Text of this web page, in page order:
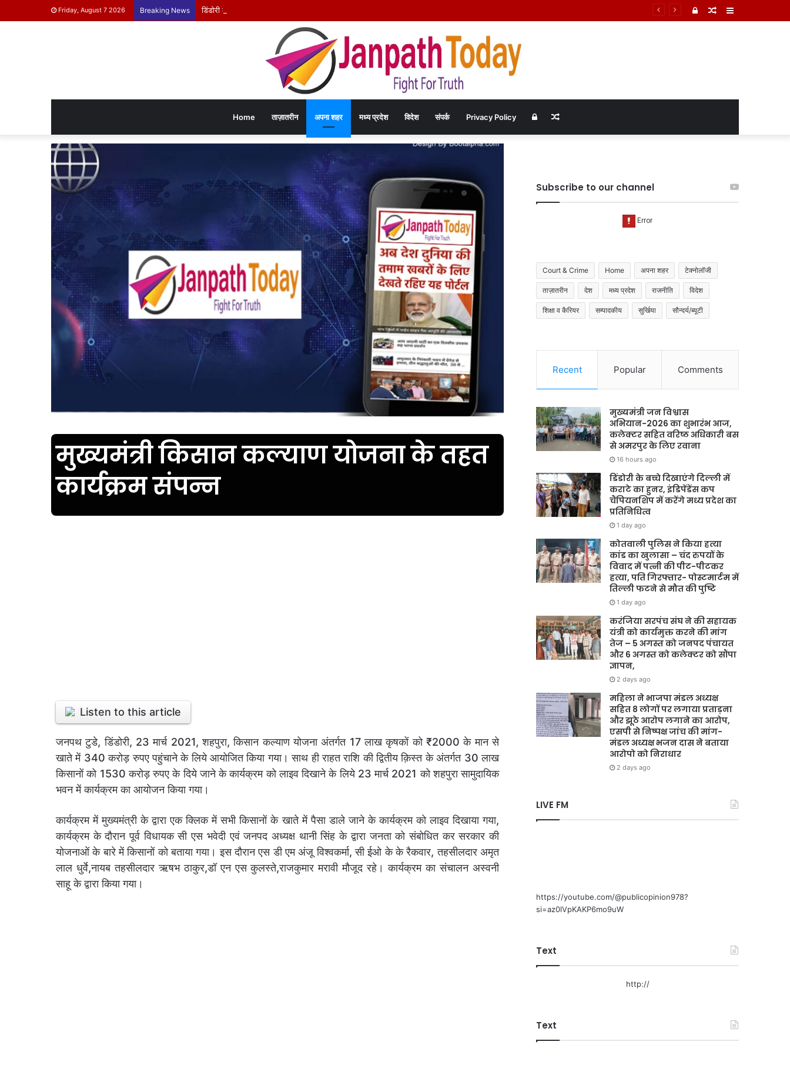
Friday, August 7 2026 Breaking News डिंडोरी के बच्चे दिखाएंगे दिल्ली में कराटे का हुनर, इंडिपेंडेंस कप चैंपियनशिप में करेंगे मध्य प्रदेश का प्रतिनिधित्व Random
Log
Home ताज़ातरीन अपना शहर मध्य प्रदेश विदेश संपर्क Privacy Policy Random
Log
मुख्यमंत्री किसान कल्याण योजना के तहत
कार्यक्रम संपन्न
Listen to this article
जनपथ टुडे, डिंडोरी, 23 मार्च 2021, शहपुरा, किसान कल्याण योजना अंतर्गत 17 लाख कृषकों को ₹2000 के मान से
खाते में 340 करोड़ रुपए पहुंचाने के लिये आयोजित किया गया। साथ ही राहत राशि की द्वितीय क़िस्त के अंतर्गत 30 लाख
किसानों को 1530 करोड़ रुपए के दिये जाने के कार्यक्रम को लाइव दिखाने के लिये 23 मार्च 2021 को शहपुरा सामुदायिक
भवन में कार्यक्रम का आयोजन किया गया।
कार्यक्रम में मुख्यमंत्री के द्वारा एक क्लिक में सभी किसानों के खाते में पैसा डाले जाने के कार्यक्रम को लाइव दिखाया गया,
कार्यक्रम के दौरान पूर्व विधायक सी एस भवेदी एवं जनपद अध्यक्ष थानी सिंह के द्वारा जनता को संबोधित कर सरकार की
योजनाओं के बारे में किसानों को बताया गया। इस दौरान एस डी एम अंजू विश्वकर्मा, सी ईओ के के रैकवार, तहसीलदार अमृत
लाल धुर्वे,नायब तहसीलदार ऋषभ ठाकुर,डॉ एन एस कुलस्ते,राजकुमार मरावी मौजूद रहे। कार्यक्रम का संचालन अस्वनी
साहू के द्वारा किया गया।
Subscribe to our channel
Court & Crime Home अपना शहर टेक्नोलॉजी
ताज़ातरीन देश मध्य प्रदेश राजनीति विदेश
शिक्षा व कैरियर सम्पादकीय सुर्खिया सौन्दर्य/ब्यूटी
Recent Popular Comments
मुख्यमंत्री जन विश्वास
अभियान-2026 का शुभारंभ आज,
कलेक्टर सहित वरिष्ठ अधिकारी बस
से अमरपुर के लिए रवाना
16 hours ago
डिंडोरी के बच्चे दिखाएंगे दिल्ली में
कराटे का हुनर, इंडिपेंडेंस कप
चैंपियनशिप में करेंगे मध्य प्रदेश का
प्रतिनिधित्व
1 day ago
कोतवाली पुलिस ने किया हत्या
कांड का खुलासा – चंद रुपयों के
विवाद में पत्नी की पीट-पीटकर
हत्या, पति गिरफ्तार- पोस्टमार्टम में
तिल्ली फटने से मौत की पुष्टि
1 day ago
करंजिया सरपंच संघ ने की सहायक
यंत्री को कार्यमुक्त करने की मांग
तेज – 5 अगस्त को जनपद पंचायत
और 6 अगस्त को कलेक्टर को सौंपा
ज्ञापन,
2 days ago
महिला ने भाजपा मंडल अध्यक्ष
सहित 8 लोगों पर लगाया प्रताड़ना
और झूठे आरोप लगाने का आरोप,
एसपी से निष्पक्ष जांच की मांग-
मंडल अध्यक्ष भजन दास ने बताया
आरोपो को निराधार
2 days ago
LIVE FM
https://youtube.com/@publicopinion978?
si=az0lVpKAKP6mo9uW
Text
http://
Text